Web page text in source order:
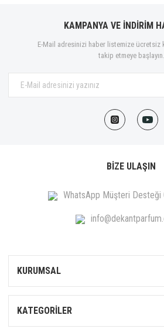
KAMPANYA VE İNDİRİM
E-Mail adresinizi haber listemize ücretsiz
takip etmeye başlayın.
BİZE ULAŞIN
WhatsApp Müşteri
KURUMSAL
KATEGORİLER